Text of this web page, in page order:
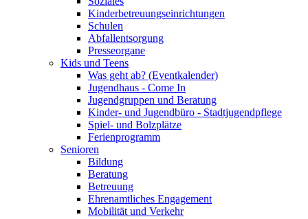
Kinderbetreuungseinrichtungen
Schulen
Abfallentsorgung
Presseorgane
Kids und Teens
Was geht ab? (Eventkalender)
Jugendhaus - Come In
Jugendgruppen und Beratung
Kinder- und Jugendbüro - Stadtjugendpflege
Spiel- und Bolzplätze
Ferienprogramm
Senioren
Bildung
Beratung
Betreuung
Ehrenamtliches Engagement
Mobilität und Verkehr